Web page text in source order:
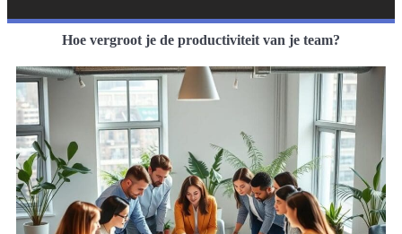
Hoe vergroot je de productiviteit van je team?